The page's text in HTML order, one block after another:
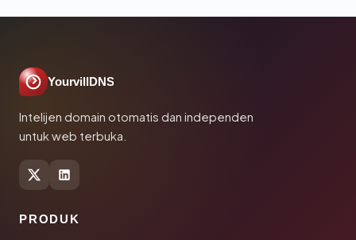
YourvillDNS
Intelijen domain otomatis dan independen
untuk web terbuka.
PRODUK